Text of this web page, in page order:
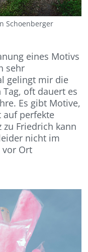
Schoenberger
eines Motivs
sehr
gelingt mir die
oft dauert es
Es gibt Motive,
auf perfekte
zu Friedrich kann
nicht im
vor Ort